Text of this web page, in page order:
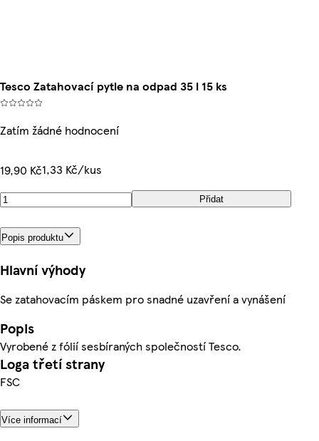
Tesco Zatahovací pytle na odpad 35 l 15 ks
Zatím žádné hodnocení
19,90 Kč1,33 Kč/kus
Přidat
Popis produktu
Hlavní výhody
Se zatahovacím páskem pro snadné uzavření a vynášení
Popis
Vyrobené z fólií sesbíraných společností Tesco.
Loga třetí strany
FSC
Více informací